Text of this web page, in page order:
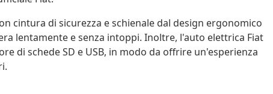
cintura di sicurezza e schienale dal design ergonomico
lentamente e senza intoppi. Inoltre, l'auto elettrica Fiat
di schede SD e USB, in modo da offrire un'esperienza